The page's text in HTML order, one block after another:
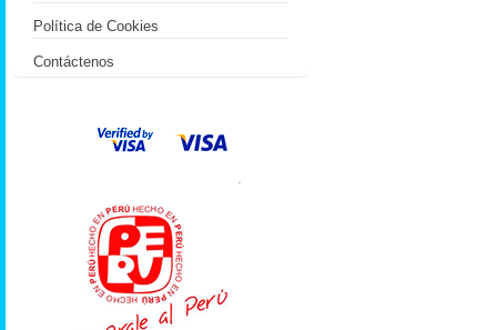
Política de Cookies
Contáctenos
.